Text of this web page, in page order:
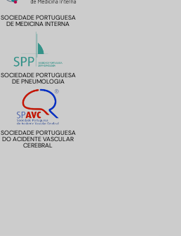
SOCIEDADE PORTUGUESA
DE MEDICINA INTERNA
SOCIEDADE PORTUGUESA
DE PNEUMOLOGIA
SOCIEDADE PORTUGUESA
DO ACIDENTE VASCULAR
CEREBRAL